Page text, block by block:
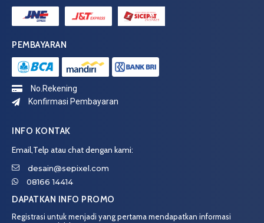
PEMBAYARAN
No.Rekening
Konfirmasi Pembayaran
INFO KONTAK
Email,Telp atau chat dengan kami:
desain@sepixel.com
08166 14414
DAPATKAN INFO PROMO
Registrasi untuk menjadi yang pertama mendapatkan informasi